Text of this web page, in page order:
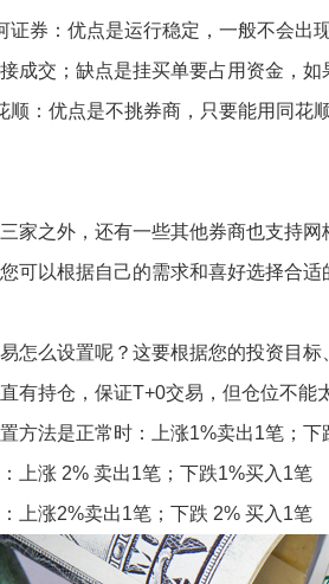
证券：优点是运行稳定，一般不会出
成交；缺点是挂买单要占用资金，
顺：优点是不挑券商，只要能用同花
家之外，还有一些其他券商也支持
可以根据自己的需求和喜好选择合适
怎么设置呢？这要根据您的投资目
有持仓，保证T+0交易，但仓位不
方法是正常时：上涨1%卖出1笔；下
上涨 2% 卖出1笔；下跌1%买入1笔
上涨2%卖出1笔；下跌 2% 买入1笔